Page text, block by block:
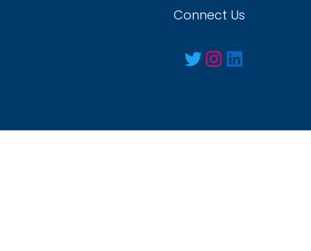
Connect Us
Twitter Instagram LinkedIn